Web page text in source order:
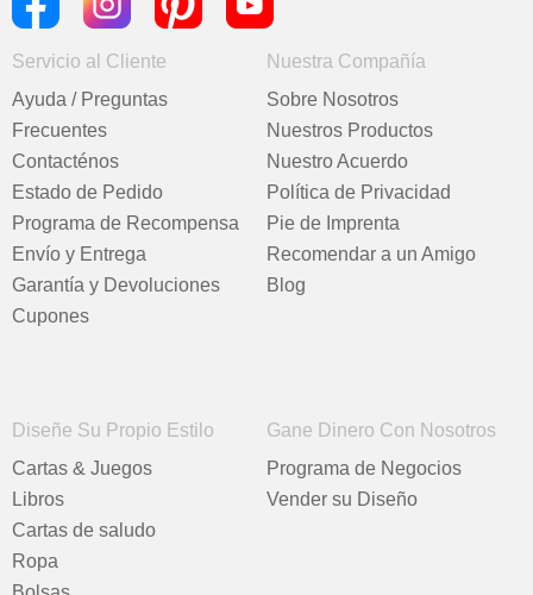
Servicio al Cliente
Ayuda / Preguntas
Frecuentes
Contacténos
Estado de Pedido
Programa de Recompensa
Envío y Entrega
Garantía y Devoluciones
Cupones
Nuestra Compañía
Sobre Nosotros
Nuestros Productos
Nuestro Acuerdo
Política de Privacidad
Pie de Imprenta
Recomendar a un Amigo
Blog
Diseñe Su Propio Estilo
Cartas & Juegos
Libros
Cartas de saludo
Ropa
Gane Dinero Con Nosotros
Programa de Negocios
Vender su Diseño